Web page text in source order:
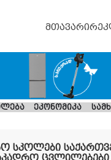
მთავარი
ეკონომიკა
სკოლები